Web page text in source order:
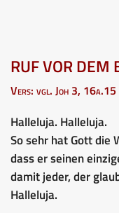
RUF VOR DEM
Vers: vgl. Joh 3, 16a.15
Halleluja. Halleluja.
So sehr hat Gott die
dass er seinen
damit jeder, der
Halleluja.